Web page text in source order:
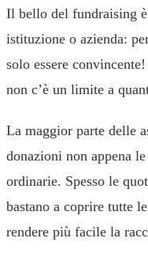
Il bello del fundraising
istituzione o azienda:
solo essere
non c’è un limite a
La maggior parte delle
donazioni non appena
ordinarie. Spesso le
bastano a coprire tutte
rendere più facile la